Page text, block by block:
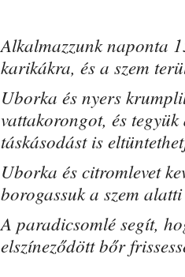
Alkalmazzunk naponta
karikákra, és a szem
Uborka és nyers
vattakorongot, és
táskásodást is
Uborka és citromlevet
borogassuk a szem
A paradicsomlé segít,
elszíneződött bőr